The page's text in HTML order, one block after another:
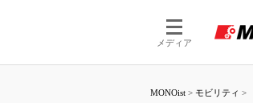
メディア
MONOist > モビリティ >